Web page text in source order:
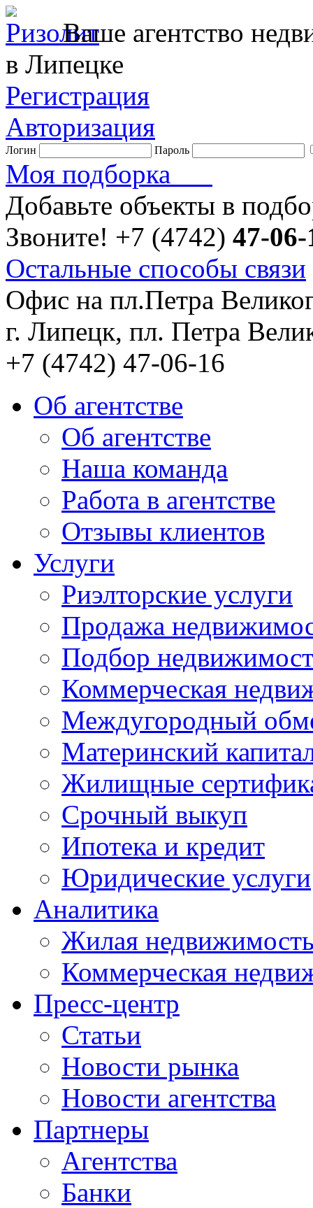
Ваше агентство
в Липецке
Регистрация
Авторизация
Логин Пароль
Моя подборка
Добавьте объекты в
Звоните! +7 (4742) 47-06-
Остальные способы связи
Офис на пл.Петра
г. Липецк, пл. Петра
+7 (4742) 47-06-16
Об агентстве
Об агентстве
Наша команда
Работа в агентстве
Отзывы клиентов
Услуги
Риэлторские услуги
Продажа
Подбор
Коммерческая
Междугородный
Материнский
Жилищные
Срочный выкуп
Ипотека и кредит
Юридические услуги
Аналитика
Жилая
Коммерческая
Пресс-центр
Статьи
Новости рынка
Новости агентства
Партнеры
Агентства
Банки